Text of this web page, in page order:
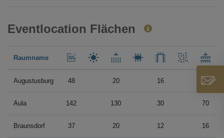
Eventlocation Flächen
Raumname
Augustusburg 48 20 16 18
Aula 142 130 30 70
Braunsdorf 37 20 12 16